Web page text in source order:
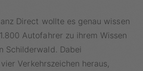
Direct wollte es genau wissen
Autofahrer zu ihrem Wissen
Schilderwald. Dabei
Verkehrszeichen heraus,